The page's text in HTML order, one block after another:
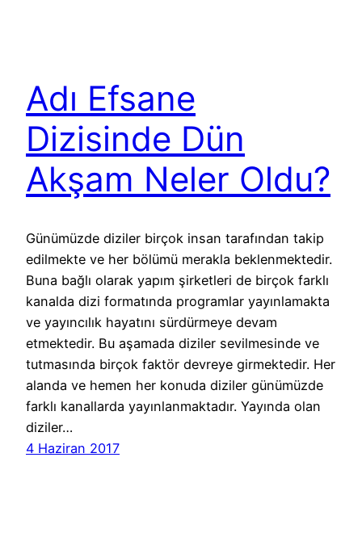
Adı Efsane
Dizisinde Dün
Akşam Neler Oldu?
Günümüzde diziler birçok insan tarafından takip
edilmekte ve her bölümü merakla beklenmektedir.
Buna bağlı olarak yapım şirketleri de birçok farklı
kanalda dizi formatında programlar yayınlamakta
ve yayıncılık hayatını sürdürmeye devam
etmektedir. Bu aşamada diziler sevilmesinde ve
tutmasında birçok faktör devreye girmektedir. Her
alanda ve hemen her konuda diziler günümüzde
farklı kanallarda yayınlanmaktadır. Yayında olan
diziler…
4 Haziran 2017